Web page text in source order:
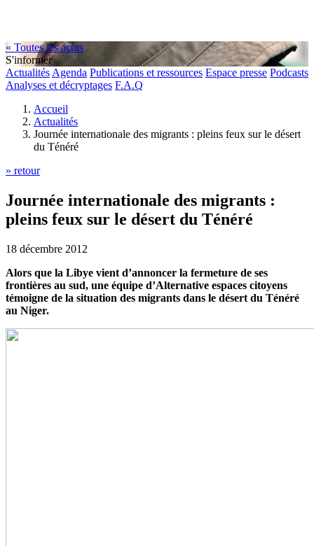
« Toutes les actus
S'informer
Actualités Agenda Publications et ressources Espace presse Podcasts
Analyses et décryptages F.A.Q
Accueil
Actualités
Journée internationale des migrants : pleins feux sur le désert
du Ténéré
» retour
Journée internationale des migrants :
pleins feux sur le désert du Ténéré
18 décembre 2012
Alors que la Libye vient d’annoncer la fermeture de ses
frontières au sud, une équipe d’Alternative espaces citoyens
témoigne de la situation des migrants dans le désert du Ténéré
au Niger.